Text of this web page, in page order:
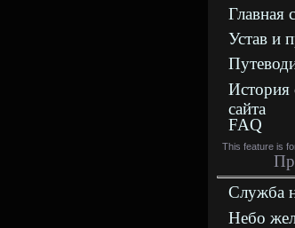
Главная
Устав и
История
сайта
FAQ
This feature is
Служба
Небо